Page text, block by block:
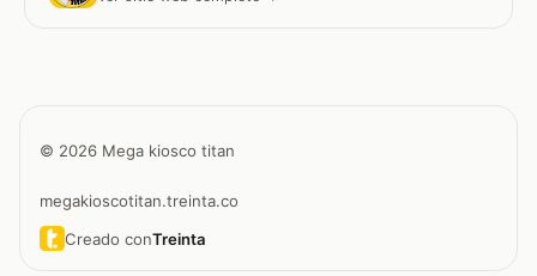
© 2026 Mega kiosco titan
megakioscotitan.treinta.co
Creado conTreinta